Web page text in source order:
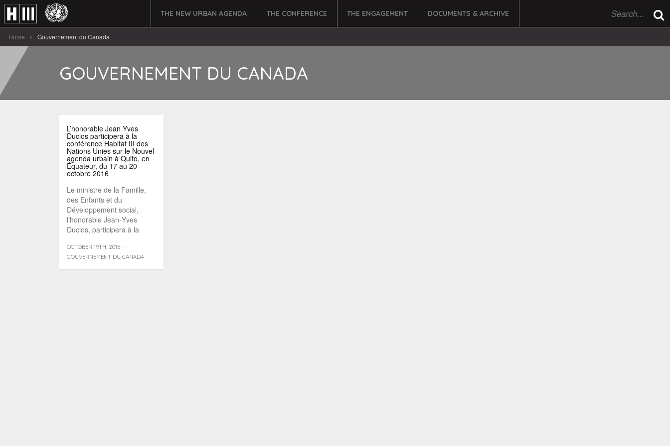
THE NEW URBAN AGENDA THE CONFERENCE THE ENGAGEMENT DOCUMENTS & ARCHIVE
Home Gouvernement du Canada
GOUVERNEMENT DU CANADA
L’honorable Jean Yves
Duclos participera à la
conférence Habitat III des
Nations Unies sur le Nouvel
agenda urbain à Quito, en
Équateur, du 17 au 20
octobre 2016
Le ministre de la Famille,
des Enfants et du
Développement social,
l’honorable Jean‑Yves
Duclos, participera à la
OCTOBER 19TH, 2016 -
GOUVERNEMENT DU CANADA